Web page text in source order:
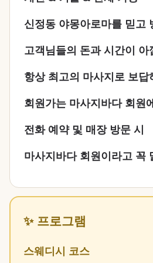
신정동 야몽아로마를 믿고
고객님들의 돈과 시간이 아
항상 최고의 마사지로 보답
회원가는 마사지바다 회원
전화 예약 및 매장 방문 시
마사지바다 회원이라고 꼭
✨ 프로그램
스웨디시 코스